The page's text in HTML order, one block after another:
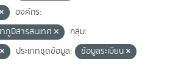
องค์กร:
ภูมิสารสนเทศ
กลุ่ม:
ประเภทชุดข้อมูล:
ข้อมูลระเบียน